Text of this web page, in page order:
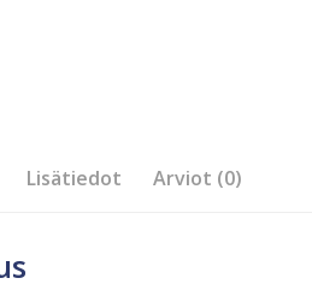
Lisätiedot Arviot (0)